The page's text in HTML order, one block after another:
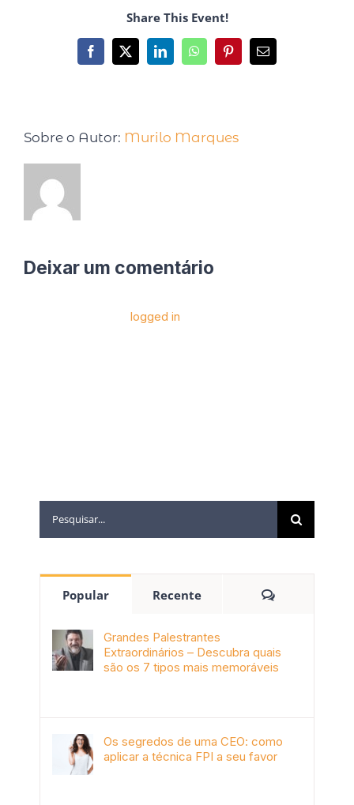
Share This Event!
Sobre o Autor: Murilo Marques
Deixar um comentário
logged in
Popular Recente
Grandes Palestrantes
Extraordinários – Descubra quais
são os 7 tipos mais memoráveis
Os segredos de uma CEO: como
aplicar a técnica FPI a seu favor